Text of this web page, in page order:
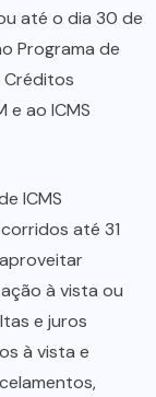
até o dia 30 de
Programa de
Créditos
e ao ICMS
ICMS
até 31
à vista ou
e juros
à vista e